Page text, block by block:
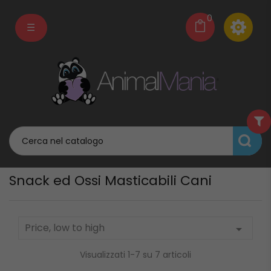
0
navigazione
Toggle
☰
Snack ed Ossi Masticabili Cani
Price, low to high 
Visualizzati 1-7 su 7 articoli